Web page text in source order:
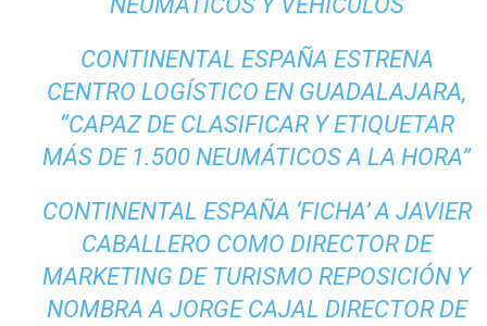
CONTINENTAL ESPAÑA ESTRENA
CENTRO LOGÍSTICO EN GUADALAJARA,
“CAPAZ DE CLASIFICAR Y ETIQUETAR
MÁS DE 1.500 NEUMÁTICOS A LA HORA”
CONTINENTAL ESPAÑA ‘FICHA’ A JAVIER
CABALLERO COMO DIRECTOR DE
MARKETING DE TURISMO REPOSICIÓN Y
NOMBRA A JORGE CAJAL DIRECTOR DE